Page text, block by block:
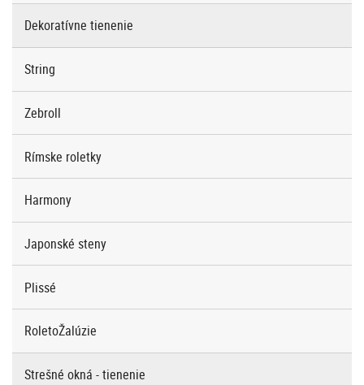
Dekoratívne tienenie
String
Zebroll
Rímske roletky
Harmony
Japonské steny
Plissé
RoletoŽalúzie
Strešné okná - tienenie